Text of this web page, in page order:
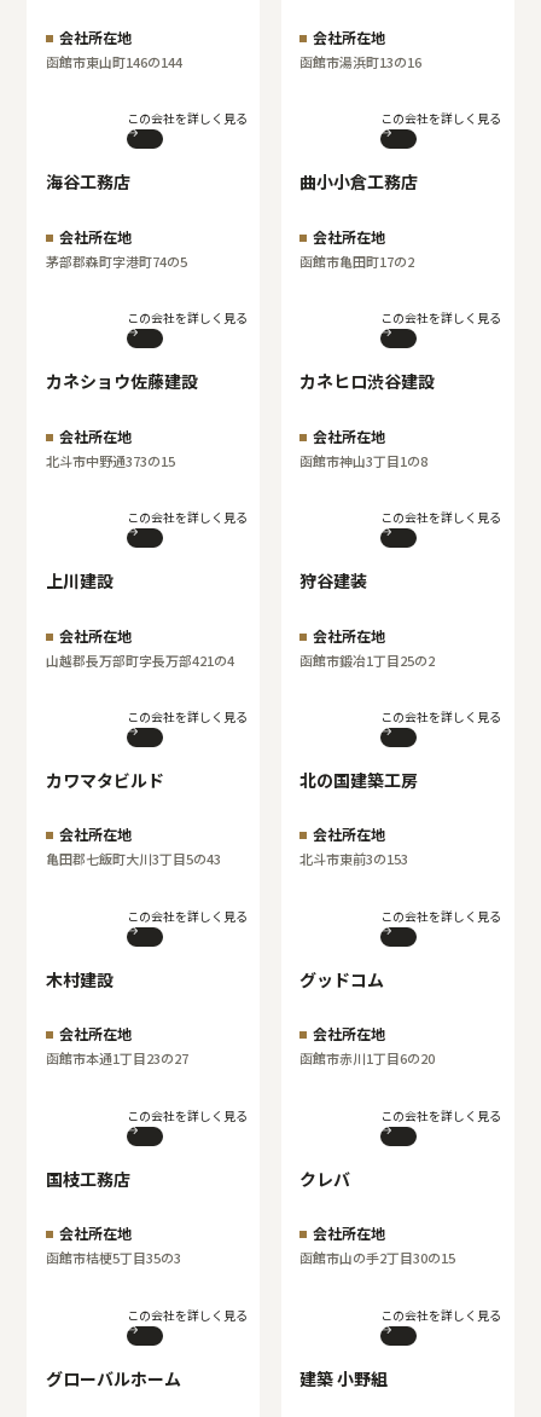
会社所在地
函館市東山町146の144
この会社を詳しく見る
会社所在地
函館市湯浜町13の16
この会社を詳しく見る
海谷工務店
会社所在地
茅部郡森町字港町74の5
この会社を詳しく見る
曲小小倉工務店
会社所在地
函館市亀田町17の2
この会社を詳しく見る
カネショウ佐藤建設
会社所在地
北斗市中野通373の15
この会社を詳しく見る
カネヒロ渋谷建設
会社所在地
函館市神山3丁目1の8
この会社を詳しく見る
上川建設
会社所在地
山越郡長万部町字長万部421の4
この会社を詳しく見る
狩谷建装
会社所在地
函館市鍛冶1丁目25の2
この会社を詳しく見る
カワマタビルド
会社所在地
亀田郡七飯町大川3丁目5の43
この会社を詳しく見る
北の国建築工房
会社所在地
北斗市東前3の153
この会社を詳しく見る
木村建設
会社所在地
函館市本通1丁目23の27
この会社を詳しく見る
グッドコム
会社所在地
函館市赤川1丁目6の20
この会社を詳しく見る
国枝工務店
会社所在地
函館市桔梗5丁目35の3
この会社を詳しく見る
クレバ
会社所在地
函館市山の手2丁目30の15
この会社を詳しく見る
グローバルホーム 建築 小野組